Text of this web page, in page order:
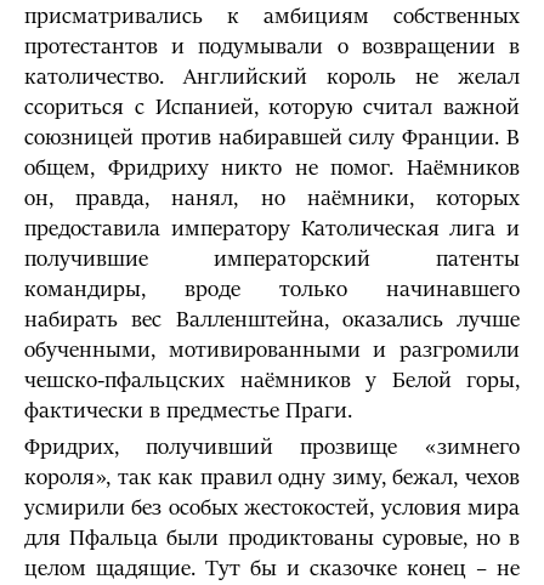
присматривались к амбициям собственных
протестантов и подумывали о возвращении в
католичество. Английский король не желал
ссориться с Испанией, которую считал важной
союзницей против набиравшей силу Франции. В
общем, Фридриху никто не помог. Наёмников
он, правда, нанял, но наёмники, которых
предоставила императору Католическая лига и
получившие императорский патенты
командиры, вроде только начинавшего
набирать вес Валленштейна, оказались лучше
обученными, мотивированными и разгромили
чешско-пфальцских наёмников у Белой горы,
фактически в предместье Праги.
Фридрих, получивший прозвище «зимнего
короля», так как правил одну зиму, бежал, чехов
усмирили без особых жестокостей, условия мира
для Пфальца были продиктованы суровые, но в
целом щадящие. Тут бы и сказочке конец – не